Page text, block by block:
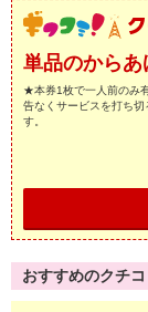
単品のから
★本券1枚で一人前のみ
告なくサービスを打ち
す。
おすすめのクチ